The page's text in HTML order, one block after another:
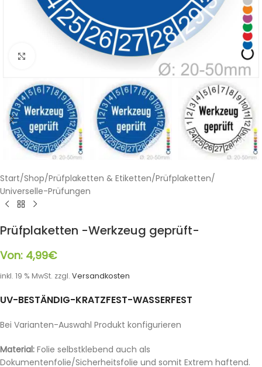
Klicken zum Vergrößern
Start/Shop/Prüfplaketten & Etiketten/Prüfplaketten/
Universelle-Prüfungen
Prüfplaketten -Werkzeug geprüft-
Von: 4,99€
inkl. 19 % MwSt. zzgl. Versandkosten
UV-BESTÄNDIG-KRATZFEST-WASSERFEST
Bei Varianten-Auswahl Produkt konfigurieren
Material: Folie selbstklebend auch als
Dokumentenfolie/Sicherheitsfolie und somit Extrem haftend.